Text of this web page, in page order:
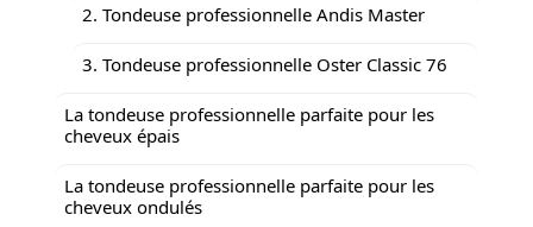
2. Tondeuse professionnelle Andis Master
3. Tondeuse professionnelle Oster Classic 76
La tondeuse professionnelle parfaite pour les
cheveux épais
La tondeuse professionnelle parfaite pour les
cheveux ondulés